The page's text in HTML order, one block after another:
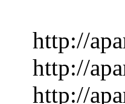
http://
http://
http://